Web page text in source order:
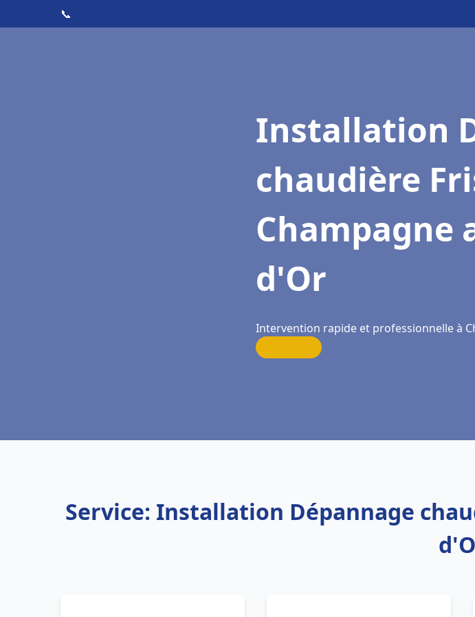
📞
Installation
chaudière
Champagne
d'Or
Intervention rapide et professionnelle à
Service: Installation Dépannage